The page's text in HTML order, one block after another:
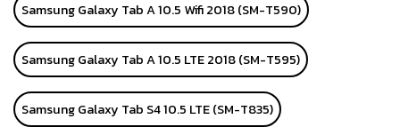
Samsung Galaxy Tab A 10.5 Wifi 2018 (SM-T590)
Samsung Galaxy Tab A 10.5 LTE 2018 (SM-T595)
Samsung Galaxy Tab S4 10.5 LTE (SM-T835)